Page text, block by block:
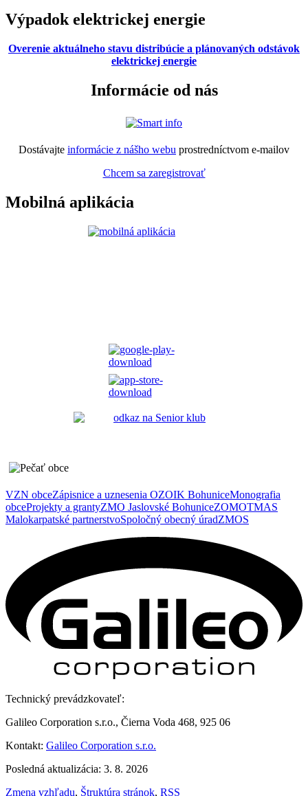
Výpadok elektrickej energie
Overenie aktuálneho stavu distribúcie a plánovaných odstávok
elektrickej energie
Informácie od nás
Dostávajte informácie z nášho webu prostredníctvom e-mailov
Chcem sa zaregistrovať
Mobilná aplikácia
VZN obceZápisnice a uznesenia OZOIK BohuniceMonografia
obceProjekty a grantyZMO Jaslovské BohuniceZOMOTMAS
Malokarpatské partnerstvoSpoločný obecný úradZMOS
Technický prevádzkovateľ:
Galileo Corporation s.r.o., Čierna Voda 468, 925 06
Kontakt: Galileo Corporation s.r.o.
Posledná aktualizácia: 3. 8. 2026
Zmena vzhľadu, Štruktúra stránok, RSS